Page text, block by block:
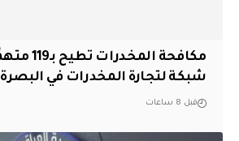
شبكة لتجارة المخدرات في البصرة
قبل 8 ساعات